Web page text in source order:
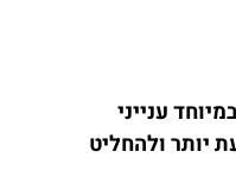
ענייני
בפניכם את העובדות נכון ל 2025 ולאפשר לכם לדעת יותר ולהחליט